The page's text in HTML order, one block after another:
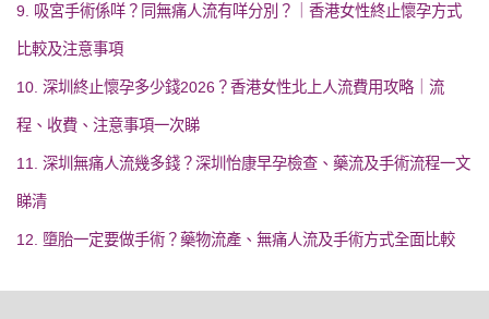
9. 吸宮手術係咩？同無痛人流有咩分別？｜香港女性終止懷孕方式
比較及注意事項
10. 深圳終止懷孕多少錢2026？香港女性北上人流費用攻略｜流
程、收費、注意事項一次睇
11. 深圳無痛人流幾多錢？深圳怡康早孕檢查、藥流及手術流程一文
睇清
12. 墮胎一定要做手術？藥物流產、無痛人流及手術方式全面比較